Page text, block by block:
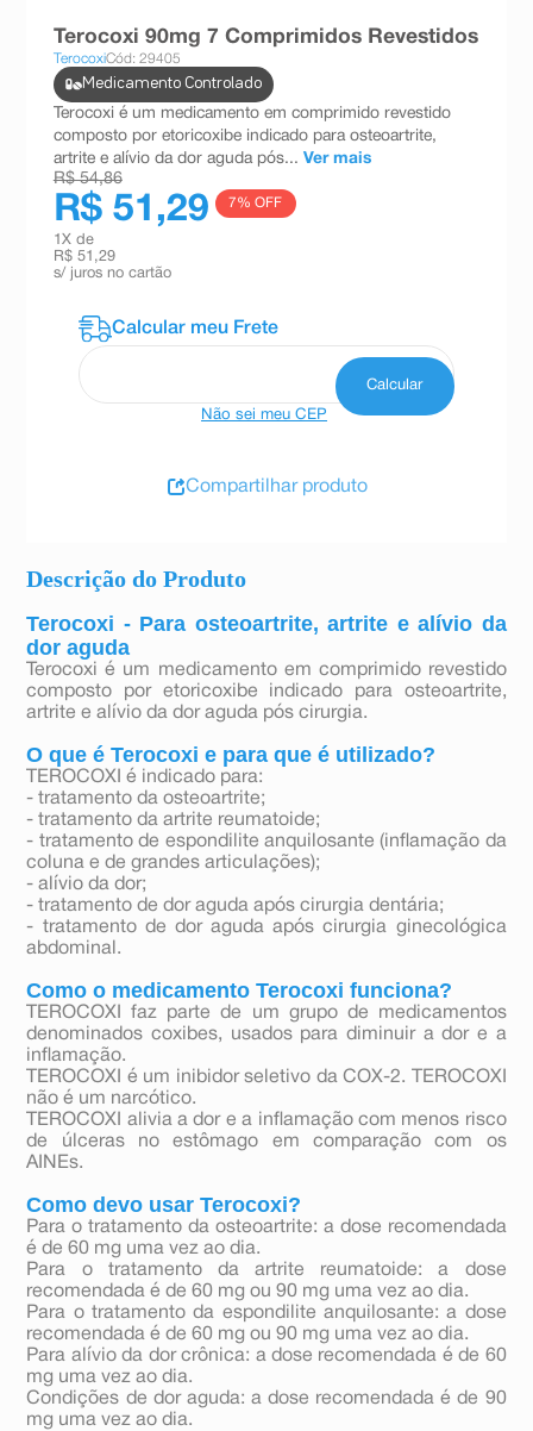
Descrição do Produto
Terocoxi - Para osteoartrite, artrite e alívio da
dor aguda
Terocoxi é um medicamento em comprimido revestido
composto por etoricoxibe indicado para osteoartrite,
artrite e alívio da dor aguda pós cirurgia.
O que é Terocoxi e para que é utilizado?
TEROCOXI é indicado para:
- tratamento da osteoartrite;
- tratamento da artrite reumatoide;
- tratamento de espondilite anquilosante (inflamação da
coluna e de grandes articulações);
- alívio da dor;
- tratamento de dor aguda após cirurgia dentária;
- tratamento de dor aguda após cirurgia ginecológica
abdominal.
Como o medicamento Terocoxi funciona?
TEROCOXI faz parte de um grupo de medicamentos
denominados coxibes, usados para diminuir a dor e a
inflamação.
TEROCOXI é um inibidor seletivo da COX-2. TEROCOXI
não é um narcótico.
TEROCOXI alivia a dor e a inflamação com menos risco
de úlceras no estômago em comparação com os
AINEs.
Como devo usar Terocoxi?
Para o tratamento da osteoartrite: a dose recomendada
é de 60 mg uma vez ao dia.
Para o tratamento da artrite reumatoide: a dose
recomendada é de 60 mg ou 90 mg uma vez ao dia.
Para o tratamento da espondilite anquilosante: a dose
recomendada é de 60 mg ou 90 mg uma vez ao dia.
Para alívio da dor crônica: a dose recomendada é de 60
mg uma vez ao dia.
Condições de dor aguda: a dose recomendada é de 90
mg uma vez ao dia.
Terocoxi 90mg 7 Comprimidos Revestidos
TerocoxiCód: 29405
Medicamento Controlado
Terocoxi é um medicamento em comprimido revestido
composto por etoricoxibe indicado para osteoartrite,
artrite e alívio da dor aguda pós... Ver mais
R$ 54,86
R$ 51,29 7% OFF
1 X de
R$ 51,29
s/ juros no cartão
Não sei meu CEP
Compartilhar produto
teste gravidez
absorvente
10ºshampoo